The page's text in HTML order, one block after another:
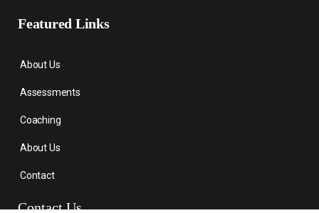
Featured Links
About Us
Assessments
Coaching
About Us
Contact
Contact Us